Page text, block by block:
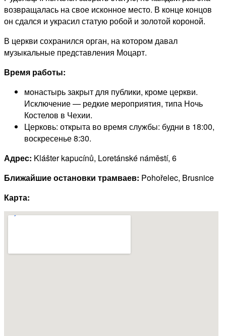
возвращалась на свое исконное место. В конце концов
он сдался и украсил статую робой и золотой короной.
В церкви сохранился орган, на котором давал
музыкальные представления Моцарт.
Время работы:
монастырь закрыт для публики, кроме церкви.
Исключение — редкие мероприятия, типа Ночь
Костелов в Чехии.
Церковь: открыта во время службы: будни в 18:00,
воскресенье 8:30.
Адрес: Klášter kapucínů, Loretánské náměstí, 6
Ближайшие остановки трамваев: Pohořelec, Brusnice
Карта: